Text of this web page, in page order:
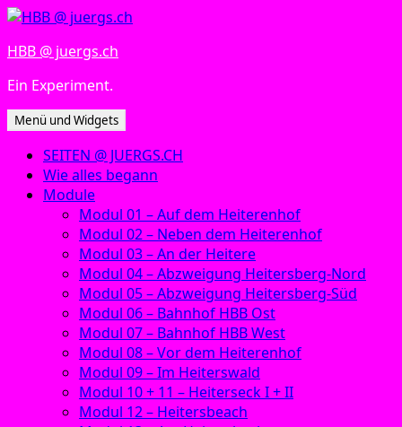
Zum
springen
HBB @ juergs.ch
Ein Experiment.
Menü und Widgets
SEITEN @ JUERGS.CH
Wie alles begann
Module
Modul 01 – Auf dem Heiterenhof
Modul 02 – Neben dem Heiterenhof
Modul 03 – An der Heitere
Modul 04 – Abzweigung Heitersberg-Nord
Modul 05 – Abzweigung Heitersberg-Süd
Modul 06 – Bahnhof HBB Ost
Modul 07 – Bahnhof HBB West
Modul 08 – Vor dem Heiterenhof
Modul 09 – Im Heiterswald
Modul 10 + 11 – Heiterseck I + II
Modul 12 – Heitersbeach